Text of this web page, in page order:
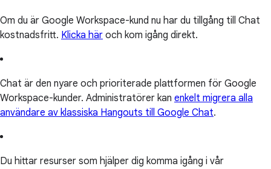
Om du är Google Workspace-kund nu har du tillgång till Chat
kostnadsfritt. Klicka här och kom igång direkt.
Chat är den nyare och prioriterade plattformen för Google
Workspace-kunder. Administratörer kan enkelt migrera alla
användare av klassiska Hangouts till Google Chat.
Du hittar resurser som hjälper dig komma igång i vår